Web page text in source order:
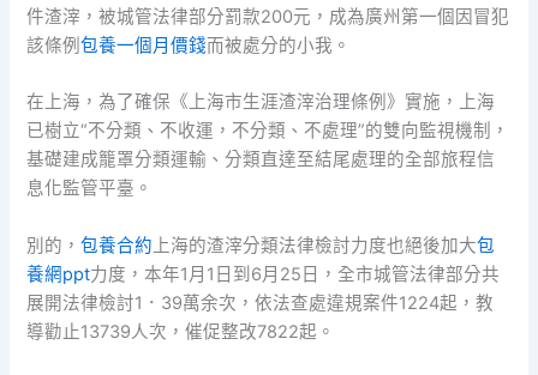
件渣滓，被城管法律部分罰款200元，成為廣州第一個因冒犯
該條例包養一個月價錢而被處分的小我。
在上海，為了確保《上海市生涯渣滓治理條例》實施，上海
已樹立“不分類、不收運，不分類、不處理”的雙向監視機制，
基礎建成籠罩分類運輸、分類直達至結尾處理的全部旅程信
息化監管平臺。
別的，包養合約 上海的渣滓分類法律檢討力度也絕後加大包
養網ppt力度，本年1月1日到6月25日，全市城管法律部分共
展開法律檢討1．39萬余次，依法查處違規案件1224起，教
導勸止13739人次，催促整改7822起。